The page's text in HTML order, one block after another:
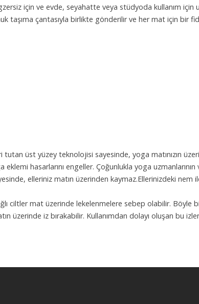
için ve evde, seyahatte veya stüdyoda kullanım için
taşıma çantasıyla birlikte gönderilir ve her mat için bir
üst yüzey teknolojisi sayesinde, yoga matınızın
eklemi hasarlarını engeller. Çoğunlukla yoga
elleriniz matın üzerinden kaymaz.Ellerinizdeki
ciltler mat üzerinde lekelenmelere sebep olabilir. Böyle
üzerinde iz bırakabilir. Kullanımdan dolayı oluşan bu